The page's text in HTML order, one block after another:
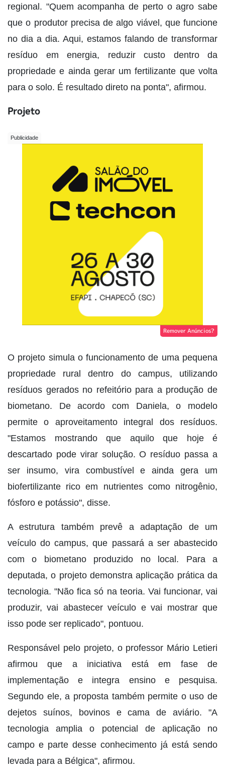
regional. "Quem acompanha de perto o agro sabe
que o produtor precisa de algo viável, que funcione
no dia a dia. Aqui, estamos falando de transformar
resíduo em energia, reduzir custo dentro da
propriedade e ainda gerar um fertilizante que volta
para o solo. É resultado direto na ponta", afirmou.
Projeto
Remover Anúncios?
O projeto simula o funcionamento de uma pequena
propriedade rural dentro do campus, utilizando
resíduos gerados no refeitório para a produção de
biometano. De acordo com Daniela, o modelo
permite o aproveitamento integral dos resíduos.
"Estamos mostrando que aquilo que hoje é
descartado pode virar solução. O resíduo passa a
ser insumo, vira combustível e ainda gera um
biofertilizante rico em nutrientes como nitrogênio,
fósforo e potássio", disse.
A estrutura também prevê a adaptação de um
veículo do campus, que passará a ser abastecido
com o biometano produzido no local. Para a
deputada, o projeto demonstra aplicação prática da
tecnologia. "Não fica só na teoria. Vai funcionar, vai
produzir, vai abastecer veículo e vai mostrar que
isso pode ser replicado", pontuou.
Responsável pelo projeto, o professor Mário Letieri
afirmou que a iniciativa está em fase de
implementação e integra ensino e pesquisa.
Segundo ele, a proposta também permite o uso de
dejetos suínos, bovinos e cama de aviário. "A
tecnologia amplia o potencial de aplicação no
campo e parte desse conhecimento já está sendo
levada para a Bélgica", afirmou.